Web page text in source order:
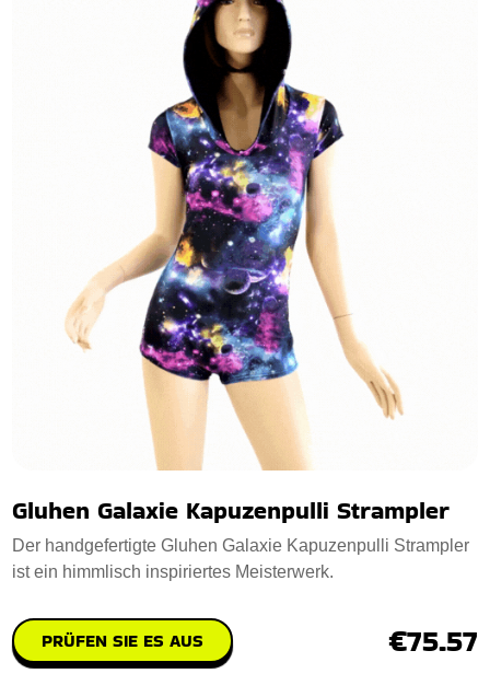
Gluhen Galaxie Kapuzenpulli Strampler
Der handgefertigte Gluhen Galaxie Kapuzenpulli Strampler
ist ein himmlisch inspiriertes Meisterwerk.
PRÜFEN SIE ES AUS €75.57